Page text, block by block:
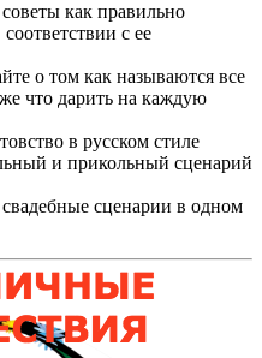
как правильно
с ее
о том как называются все
что дарить на каждую
в русском стиле
и прикольный сценарий
свадебные сценарии в одном